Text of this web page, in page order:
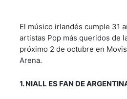
El músico irlandés cumple 31
artistas Pop más queridos de
próximo 2 de octubre en
Arena.
1. NIALL ES FAN DE